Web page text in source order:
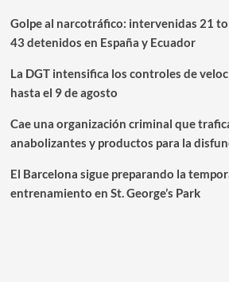
Golpe al narcotráfico: intervenidas 21
43 detenidos en España y Ecuador
La DGT intensifica los controles de
hasta el 9 de agosto
Cae una organización criminal que
anabolizantes y productos para la
El Barcelona sigue preparando la
entrenamiento en St. George’s Park